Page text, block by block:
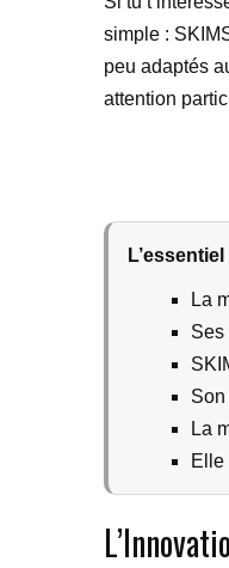
simple :
peu adaptés
attention
La
Ses
La
Elle